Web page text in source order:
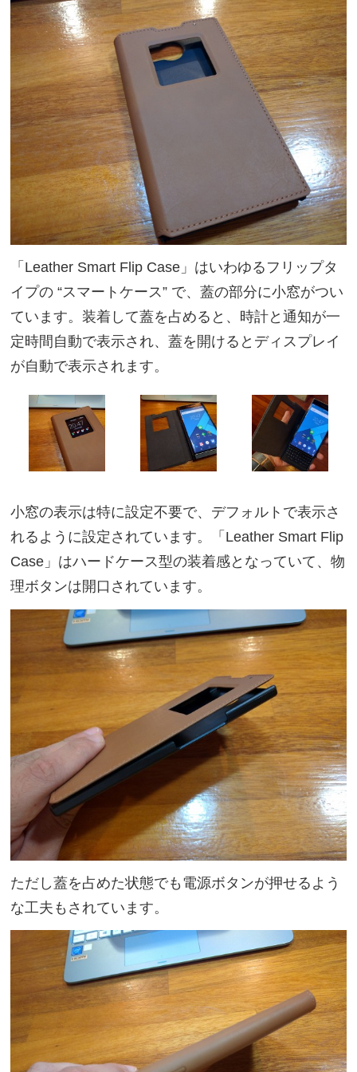
「Leather Smart Flip Case」はいわゆるフリップタ
イプの “スマートケース” で、蓋の部分に小窓がつい
ています。装着して蓋を占めると、時計と通知が一
定時間自動で表示され、蓋を開けるとディスプレイ
が自動で表示されます。
小窓の表示は特に設定不要で、デフォルトで表示さ
れるように設定されています。「Leather Smart Flip
Case」はハードケース型の装着感となっていて、物
理ボタンは開口されています。
ただし蓋を占めた状態でも電源ボタンが押せるよう
な工夫もされています。